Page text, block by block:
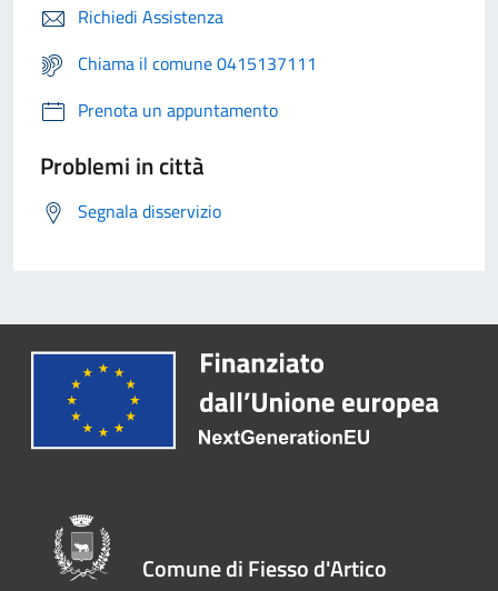
Richiedi Assistenza
Chiama il comune 0415137111
Prenota un appuntamento
Problemi in città
Segnala disservizio
Comune di Fiesso d'Artico